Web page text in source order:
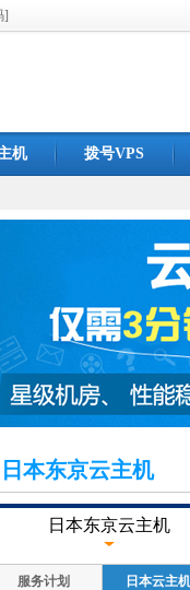
]
机 拨号VPS
日本东京云主机
日本东京云主机
服务计划 日本云主